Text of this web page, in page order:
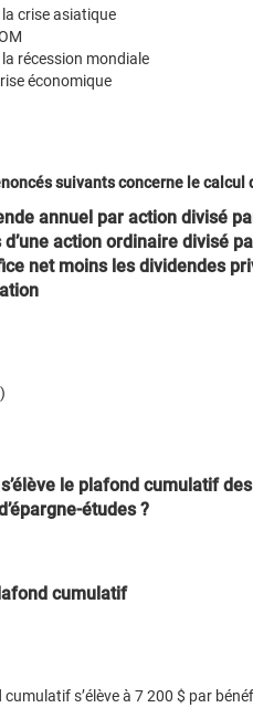
crise asiatique
récession mondiale
économique
suivants concerne le
annuel par action divisé
d’une action ordinaire divisé
net moins les dividendes
le plafond cumulatif
études ?
cumulatif
s’élève à 7 200 $ par